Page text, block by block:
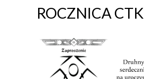
ROCZNICA CTK